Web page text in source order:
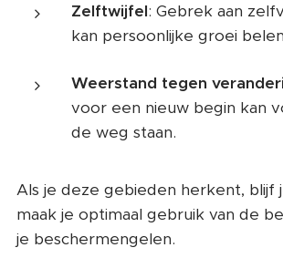
Zelftwijfel: Gebrek aan
kan persoonlijke groei
Weerstand tegen
voor een nieuw begin kan
de weg staan.
Als je deze gebieden herkent, blijf
maak je optimaal gebruik van de
je beschermengelen.